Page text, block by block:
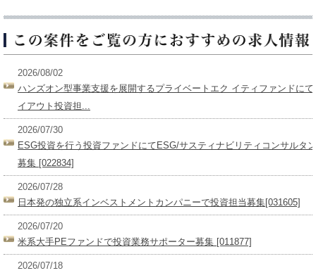
2026/08/02
ハンズオン型事業支援を展開するプライベートエク イティファンドにて
イアウト投資担...
2026/07/30
ESG投資を行う投資ファンドにてESG/サスティナビリティコンサルタ
募集 [022834]
2026/07/28
日本発の独立系インベストメントカンパニーで投資担当募集[031605]
2026/07/20
米系大手PEファンドで投資業務サポーター募集 [011877]
2026/07/18